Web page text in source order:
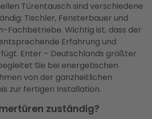
Türentausch sind verschiedene
Tischler, Fensterbauer und
Fachbetriebe. Wichtig ist, dass der
Erfahrung und
Enter – Deutschlands größter
Sie bei energetischen
von der ganzheitlichen
zur fertigen Installation.
zuständig?